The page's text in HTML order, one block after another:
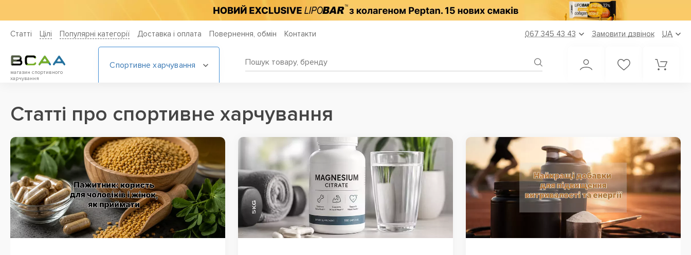
Статті Цiлi Популярні категорії Доставка і оплата Повернення, обмін Контакти 067 345 43 43 Замовити дзвінок UA
магазин спортивного
харчування
Спортивне харчування
Статті про спортивне харчування